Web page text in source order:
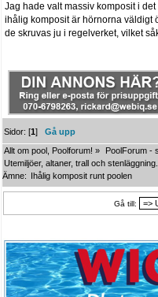
Jag hade valt massiv komposit i
ihålig komposit är hörnorna väldigt
de skruvas ju i regelverket, vilket
Sidor: [1]Gå upp
Allt om pool, Poolforum! » PoolForum -
Utemiljöer, altaner, trall och stenläggning.
Ämne: Ihålig komposit runt poolen
Gå till: